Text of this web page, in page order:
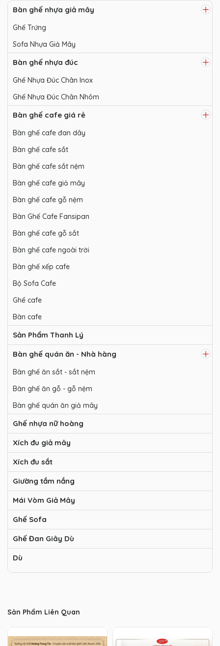
Bàn ghế nhựa giả mây
Ghế Trứng
Sofa Nhựa Giả Mây
Bàn ghế nhựa đúc
Ghế Nhựa Đúc Chân Inox
Ghế Nhựa Đúc Chân Nhôm
Bàn ghế cafe giá rẻ
Bàn ghế cafe đan dây
Bàn ghế cafe sắt
Bàn ghế cafe sắt nệm
Bàn ghế cafe giả mây
Bàn ghế cafe gỗ nệm
Bàn Ghế Cafe Fansipan
Bàn ghế cafe gỗ sắt
Bàn ghế cafe ngoài trời
Bàn ghế xếp cafe
Bộ Sofa Cafe
Ghế cafe
Bàn cafe
Sản Phẩm Thanh Lý
Bàn ghế quán ăn - Nhà hàng
Bàn ghế ăn sắt - sắt nệm
Bàn ghế ăn gỗ - gỗ nệm
Bàn ghế quán ăn giả mây
Ghế nhựa nữ hoàng
Xích đu giả mây
Xích đu sắt
Giường tắm nắng
Mái Vòm Giả Mây
Ghế Sofa
Ghế Đan Giây Dù
Dù
Sản Phẩm Liên Quan